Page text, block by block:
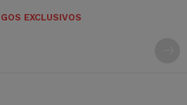
EXCLUSIVOS